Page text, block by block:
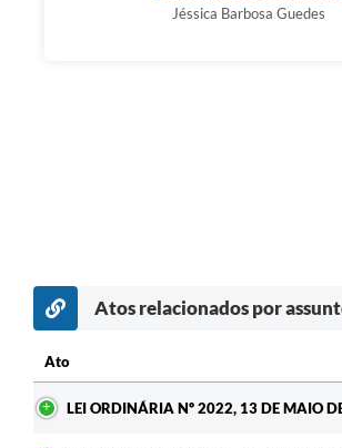
Jéssica Barbosa Guedes
Atos relacionados por
Ato
LEI ORDINÁRIA Nº 2022, 13 DE MAIO